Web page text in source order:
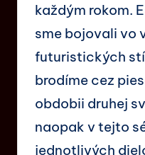
každým rokom.
sme bojovali vo
futuristických
brodíme cez
obdobii druhej
naopak v tejto
jednotlivých